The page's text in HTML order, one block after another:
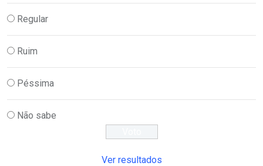
Regular
Ruim
Péssima
Não sabe
Ver resultados